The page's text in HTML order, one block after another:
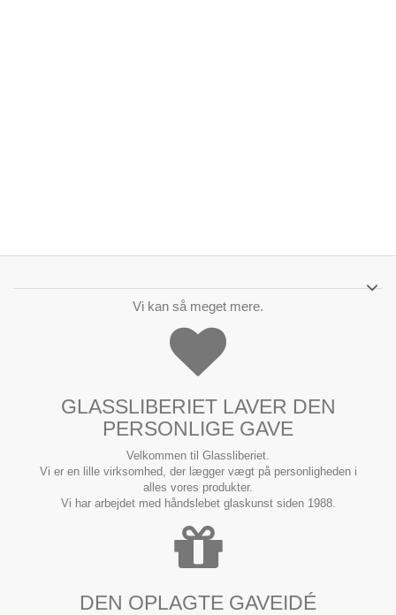
Vi kan så meget mere.
GLASSLIBERIET LAVER DEN
PERSONLIGE GAVE
Velkommen til Glassliberiet.
Vi er en lille virksomhed, der lægger vægt på personligheden i
alles vores produkter.
Vi har arbejdet med håndslebet glaskunst siden 1988.
DEN OPLAGTE GAVEIDÉ